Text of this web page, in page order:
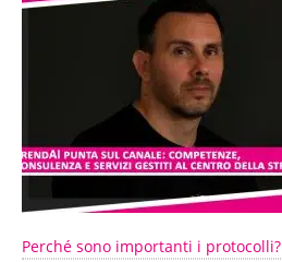
Perché sono importanti i protocolli?